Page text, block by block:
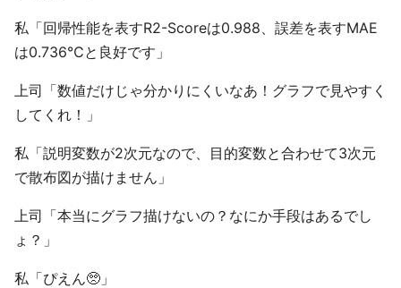
私「回帰性能を表すR2-Scoreは0.988、誤差を表すMAE
は0.736℃と良好です」
上司「数値だけじゃ分かりにくいなあ！グラフで見やすく
してくれ！」
私「説明変数が2次元なので、目的変数と合わせて3次元
で散布図が描けません」
上司「本当にグラフ描けないの？なにか手段はあるでし
ょ？」
私「ぴえん🥺」